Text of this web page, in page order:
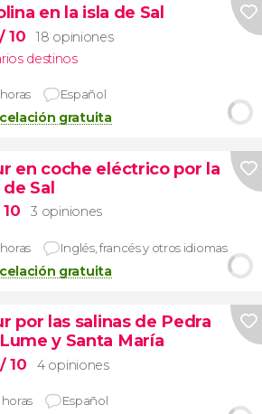
en la isla de Sal
/ 10
18 opiniones
destinos
Español
gratuita
en coche eléctrico por la
de Sal
3 opiniones
Inglés, francés y otros idiomas
gratuita
por las salinas de Pedra
y Santa María
/ 10 4 opiniones
Español